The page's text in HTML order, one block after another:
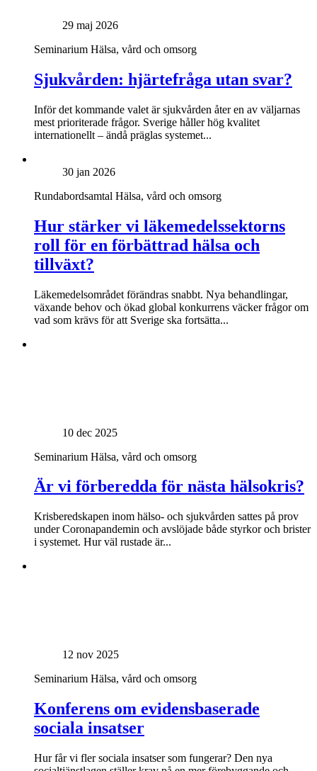
29 maj 2026
Seminarium Hälsa, vård och omsorg
Sjukvården: hjärtefråga utan svar?
Inför det kommande valet är sjukvården åter en av väljarnas
mest prioriterade frågor. Sverige håller hög kvalitet
internationellt – ändå präglas systemet...
30 jan 2026
Rundabordsamtal Hälsa, vård och omsorg
Hur stärker vi läkemedelssektorns
roll för en förbättrad hälsa och
tillväxt?
Läkemedelsområdet förändras snabbt. Nya behandlingar,
växande behov och ökad global konkurrens väcker frågor om
vad som krävs för att Sverige ska fortsätta...
10 dec 2025
Seminarium Hälsa, vård och omsorg
Är vi förberedda för nästa hälsokris?
Krisberedskapen inom hälso- och sjukvården sattes på prov
under Coronapandemin och avslöjade både styrkor och brister
i systemet. Hur väl rustade är...
12 nov 2025
Seminarium Hälsa, vård och omsorg
Konferens om evidensbaserade
sociala insatser
Hur får vi fler sociala insatser som fungerar? Den nya